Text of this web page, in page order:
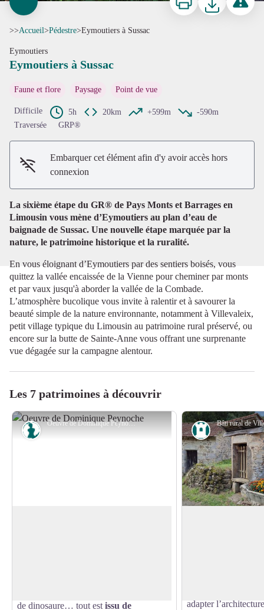
Voir l'image en plein écran
>>Accueil>Pédestre>Eymoutiers à Sussac
Eymoutiers
Eymoutiers à Sussac
Faune et flore Paysage Point de vue
Difficile 5h 20km +599m
-590m
Traversée
GRP®
Embarquer cet élément afin d'y avoir accès hors
connexion
La sixième étape du GR® de Pays Monts et Barrages en
Limousin vous mène d’Eymoutiers au plan d’eau de
baignade de Sussac. Une nouvelle étape marquée par la
nature, le patrimoine historique et la ruralité.
En vous éloignant d’Eymoutiers par des sentiers boisés, vous
quittez la vallée encaissée de la Vienne pour cheminer par monts
et par vaux jusqu'à aborder la vallée de la Combade.
L’atmosphère bucolique vous invite à ralentir et à savourer la
beauté simple de la nature environnante, notamment à Villevaleix,
petit village typique du Limousin au patrimoine rural préservé, ou
encore sur la butte de Sainte-Anne vous offrant une surprenante
vue dégagée sur la campagne alentour.
Les 7 patrimoines à découvrir
Oeuvre de Dominique Peynoche - Aurélien Clavreul - PETR du Pays Monts et Barrages
Art
de dinosaure… tout est issu de
Patrimoine
adapter